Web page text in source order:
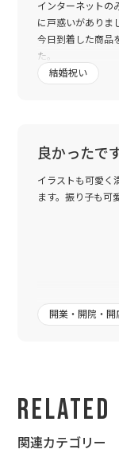
インターネットの
に戸惑いがありま
今日到着した商品
た。
世界に一つしかな
結婚祝い
良かったです
イラストも可愛く
ます。振り子も可
開業・開院・開
Related
関連カテゴリー